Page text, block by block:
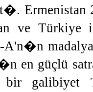
Ermenistan
ve Türkiye
A'n�n
en güçlü
galibiyet